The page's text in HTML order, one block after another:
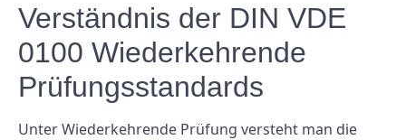
Verständnis der DIN VDE
0100 Wiederkehrende
Prüfungsstandards
Unter Wiederkehrende Prüfung versteht man die